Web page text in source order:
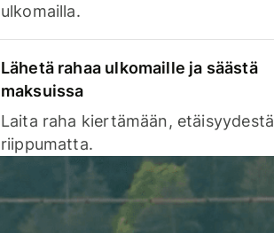
ulkomailla.
Lähetä rahaa ulkomaille ja säästä
maksuissa
Laita raha kiertämään, etäisyydestä
riippumatta.